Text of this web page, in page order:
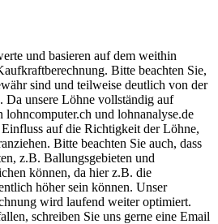
und basieren auf dem weithin
Bitte beachten Sie,
sind und teilweise deutlich von der
Da unsere Löhne vollständig auf
lohncomputer.ch und lohnanalyse.de
auf die Richtigkeit der Löhne,
Bitte beachten Sie auch, dass
z.B. Ballungsgebieten und
können, da hier z.B. die
höher sein können. Unser
wird laufend weiter optimiert.
schreiben Sie uns gerne eine Email